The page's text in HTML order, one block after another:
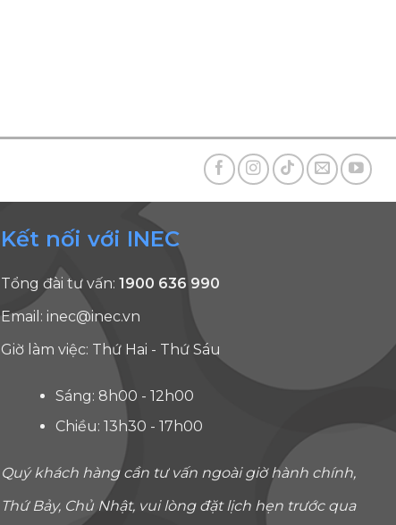
Kết nối với INEC
Tổng đài tư vấn: 1900 636 990
Email: inec@inec.vn
Giờ làm việc: Thứ Hai - Thứ Sáu
Sáng: 8h00 - 12h00
Chiều: 13h30 - 17h00
Quý khách hàng cần tư vấn ngoài giờ hành chính,
Thứ Bảy, Chủ Nhật, vui lòng đặt lịch hẹn trước qua